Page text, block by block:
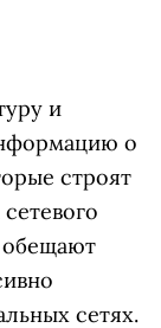
и
о
строят
обещают
сетях.